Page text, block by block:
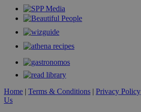
Home | Terms & Conditions | Privacy Policy
Us